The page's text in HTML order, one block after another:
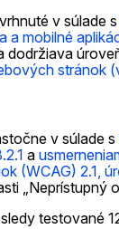
v súlade s
a mobilné
dodržiava
stránok
v súlade s
a
(WCAG) 2.1,
„Neprístupný
testované